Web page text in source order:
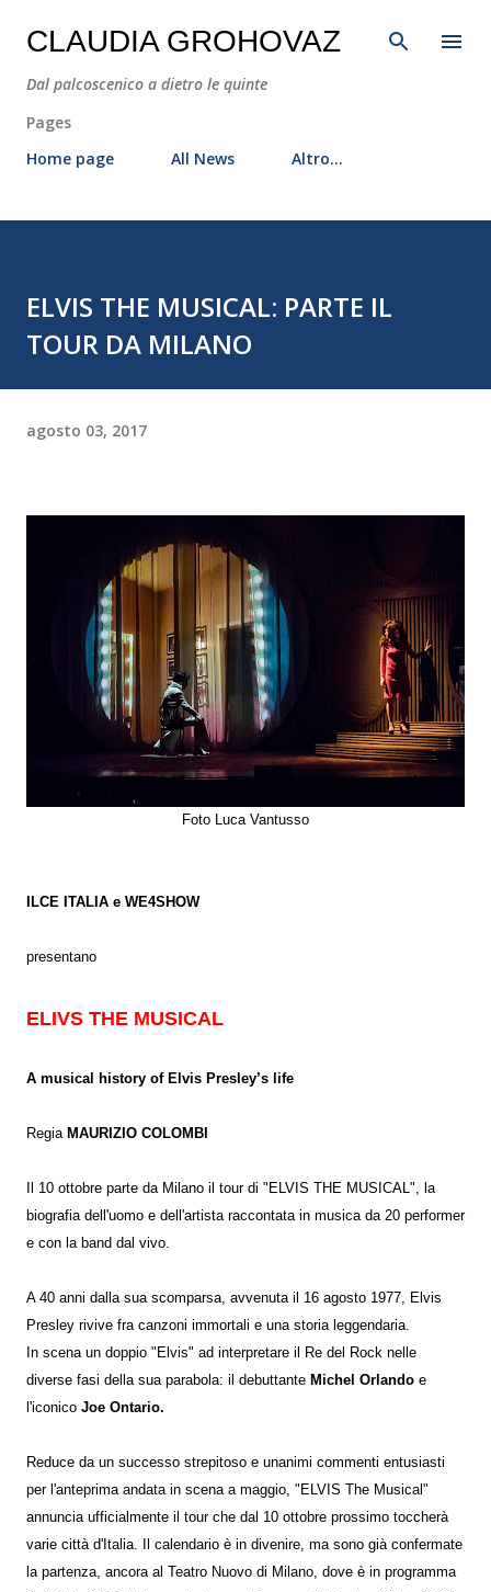
Passa ai contenuti principali
CLAUDIA GROHOVAZ
Dal palcoscenico a dietro le quinte
Pages
Home page
All News Altro…
ELVIS THE MUSICAL: PARTE IL
TOUR DA MILANO
agosto 03, 2017
Foto Luca Vantusso
ILCE ITALIA e WE4SHOW
presentano
ELIVS THE MUSICAL
A musical history of Elvis Presley’s life
Regia MAURIZIO COLOMBI
Il 10 ottobre parte da Milano il tour di "ELVIS THE MUSICAL", la
biografia dell'uomo e dell'artista raccontata in musica da 20 performer
e con la band dal vivo.
A 40 anni dalla sua scomparsa, avvenuta il 16 agosto 1977, Elvis
Presley rivive fra canzoni immortali e una storia leggendaria.
In scena un doppio "Elvis" ad interpretare il Re del Rock nelle
diverse fasi della sua parabola: il debuttante Michel Orlando e
l'iconico Joe Ontario.
Reduce da un successo strepitoso e unanimi commenti entusiasti
per l'anteprima andata in scena a maggio, "ELVIS The Musical"
annuncia ufficialmente il tour che dal 10 ottobre prossimo toccherà
varie città d'Italia. Il calendario è in divenire, ma sono già confermate
la partenza, ancora al Teatro Nuovo di Milano, dove è in programma